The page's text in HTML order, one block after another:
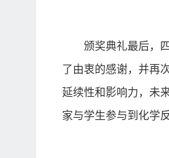
颁奖典礼最后，
了由衷的感谢，并再
延续性和影响力，未
家与学生参与到化学